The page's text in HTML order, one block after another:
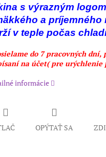
s výrazným
a príjemného
v teple počas
do 7 pracovných
na účet( pre urýchlenie
informácie
OPÝTAŤ SA